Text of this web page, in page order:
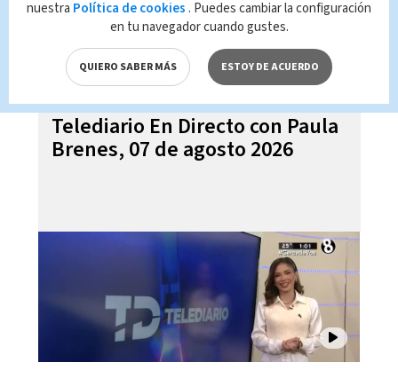
Telediario En Directo con Paula
Brenes, 07 de agosto 2026
nuestra Política de cookies . Puedes cambiar la configuración
en tu navegador cuando gustes.
QUIERO SABER MÁS ESTOY DE ACUERDO